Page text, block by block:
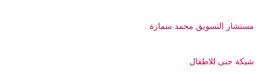
مستشار التسويق محمد سمارة
شبكة جنى للاطفال